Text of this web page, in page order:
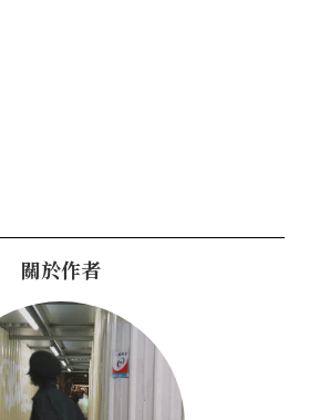
關於作者